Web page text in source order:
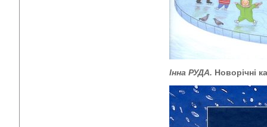
Інна РУДА. Новорічні